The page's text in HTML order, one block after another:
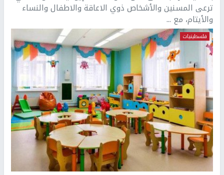
ترعى المسنين والأشخاص ذوي الاعاقة والاطفال والنساء
والأيتام، مع ...
فلسطينيات